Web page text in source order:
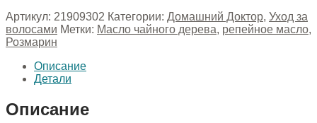
Артикул: 21909302 Категории: Домашний Доктор, Уход за
волосами Метки: Масло чайного дерева, репейное масло,
Розмарин
Описание
Детали
Описание